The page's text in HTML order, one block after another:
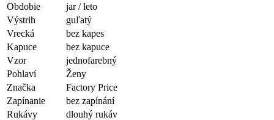
Obdobie
jar / leto
Výstrih
guľatý
Vrecká
bez kapes
Kapuce
bez kapuce
Vzor
jednofarebný
Pohlaví
Ženy
Značka
Factory Price
Zapínanie
bez zapínání
Rukávy
dlouhý rukáv